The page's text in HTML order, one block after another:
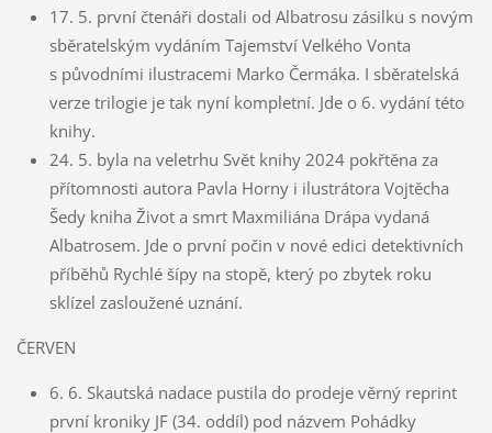
17. 5. první čtenáři dostali od Albatrosu zásilku s novým
sběratelským vydáním Tajemství Velkého Vonta
s původními ilustracemi Marko Čermáka. I sběratelská
verze trilogie je tak nyní kompletní. Jde o 6. vydání této
knihy.
24. 5. byla na veletrhu Svět knihy 2024 pokřtěna za
přítomnosti autora Pavla Horny i ilustrátora Vojtěcha
Šedy kniha Život a smrt Maxmiliána Drápa vydaná
Albatrosem. Jde o první počin v nové edici detektivních
příběhů Rychlé šípy na stopě, který po zbytek roku
sklízel zasloužené uznání.
ČERVEN
6. 6. Skautská nadace pustila do prodeje věrný reprint
první kroniky JF (34. oddíl) pod názvem Pohádky